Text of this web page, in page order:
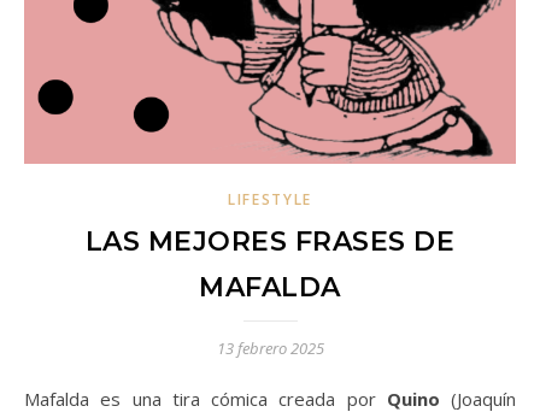
LIFESTYLE
LAS MEJORES FRASES DE
MAFALDA
13 febrero 2025
Mafalda es una tira cómica creada por Quino (Joaquín